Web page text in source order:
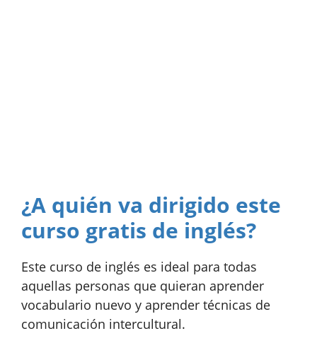
¿A quién va dirigido este
curso gratis de inglés?
Este curso de inglés es ideal para todas
aquellas personas que quieran aprender
vocabulario nuevo y aprender técnicas de
comunicación intercultural.